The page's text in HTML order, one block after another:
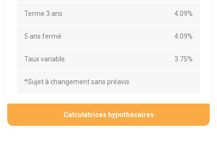
Terme 3 ans 4.09%
5 ans fermé 4.09%
Taux variable 3.75%
*Sujet à changement sans préavis
Calculatrices hypothécaires